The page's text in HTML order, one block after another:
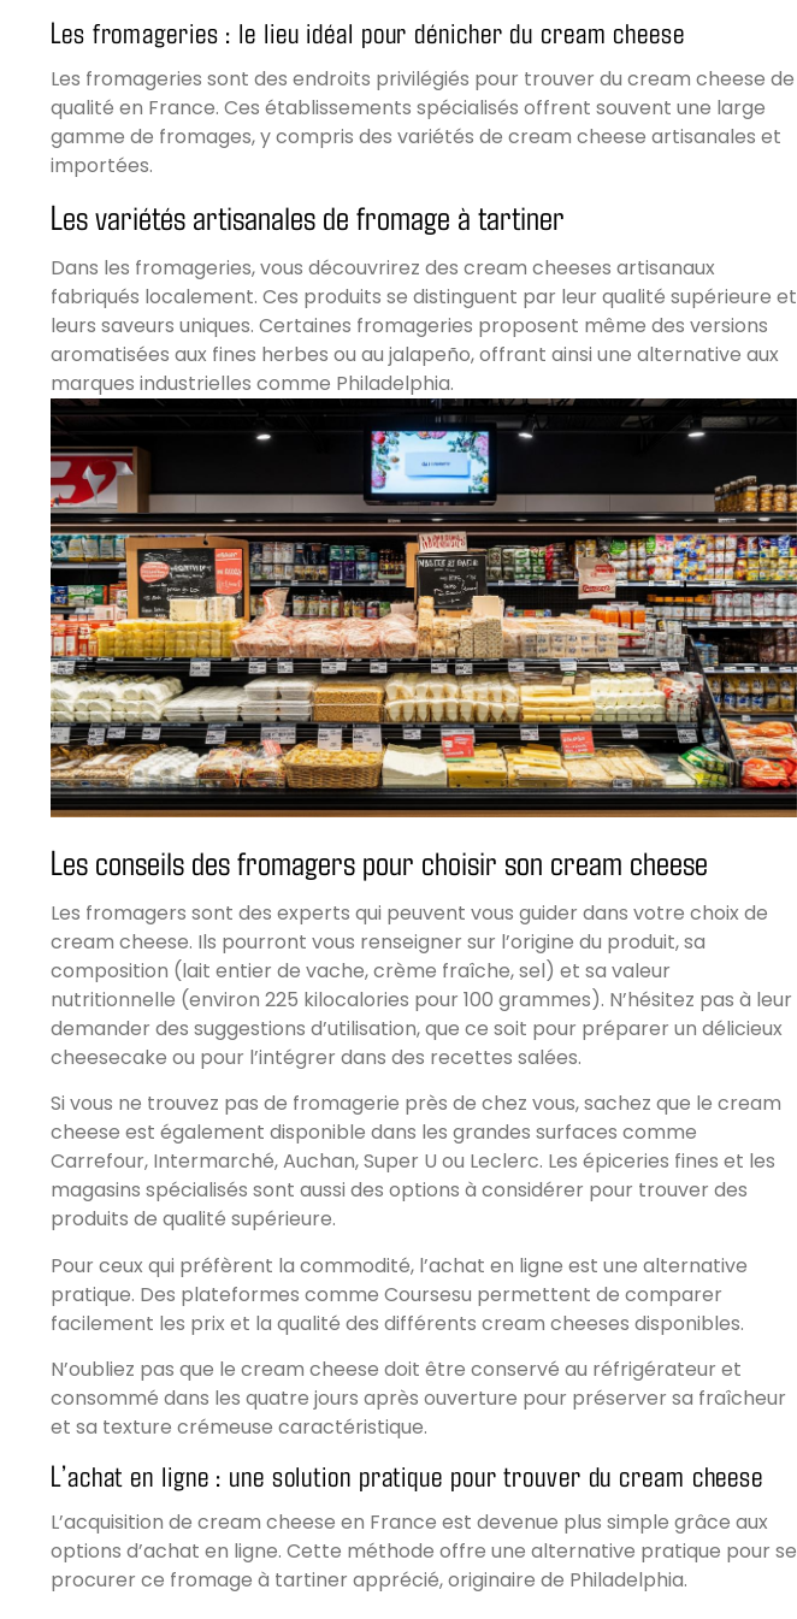
Les fromageries : le lieu idéal pour dénicher du cream cheese
Les fromageries sont des endroits privilégiés pour trouver du cream cheese de
qualité en France. Ces établissements spécialisés offrent souvent une large
gamme de fromages, y compris des variétés de cream cheese artisanales et
importées.
Les variétés artisanales de fromage à tartiner
Dans les fromageries, vous découvrirez des cream cheeses artisanaux
fabriqués localement. Ces produits se distinguent par leur qualité supérieure et
leurs saveurs uniques. Certaines fromageries proposent même des versions
aromatisées aux fines herbes ou au jalapeño, offrant ainsi une alternative aux
marques industrielles comme Philadelphia.
Les conseils des fromagers pour choisir son cream cheese
Les fromagers sont des experts qui peuvent vous guider dans votre choix de
cream cheese. Ils pourront vous renseigner sur l’origine du produit, sa
composition (lait entier de vache, crème fraîche, sel) et sa valeur
nutritionnelle (environ 225 kilocalories pour 100 grammes). N’hésitez pas à leur
demander des suggestions d’utilisation, que ce soit pour préparer un délicieux
cheesecake ou pour l’intégrer dans des recettes salées.
Si vous ne trouvez pas de fromagerie près de chez vous, sachez que le cream
cheese est également disponible dans les grandes surfaces comme
Carrefour, Intermarché, Auchan, Super U ou Leclerc. Les épiceries fines et les
magasins spécialisés sont aussi des options à considérer pour trouver des
produits de qualité supérieure.
Pour ceux qui préfèrent la commodité, l’achat en ligne est une alternative
pratique. Des plateformes comme Coursesu permettent de comparer
facilement les prix et la qualité des différents cream cheeses disponibles.
N’oubliez pas que le cream cheese doit être conservé au réfrigérateur et
consommé dans les quatre jours après ouverture pour préserver sa fraîcheur
et sa texture crémeuse caractéristique.
L’achat en ligne : une solution pratique pour trouver du cream cheese
L’acquisition de cream cheese en France est devenue plus simple grâce aux
options d’achat en ligne. Cette méthode offre une alternative pratique pour se
procurer ce fromage à tartiner apprécié, originaire de Philadelphia.